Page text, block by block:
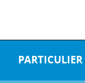
PARTICULIER